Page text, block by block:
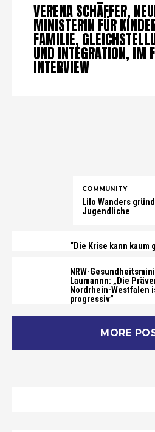
VERENA SCHÄFFER,
MINISTERIN FÜR
FAMILIE,
UND INTEGRATION, IM
INTERVIEW
COMMUNITY
Lilo Wanders
Jugendliche
“Die Krise kann kaum
NRW-
Laumannn: „Die
Nordrhein-Westfalen
progressiv”
MORE